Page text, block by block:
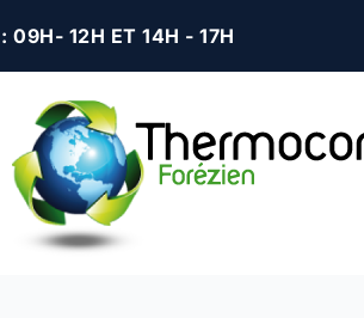
09H- 12H ET 14H - 17H